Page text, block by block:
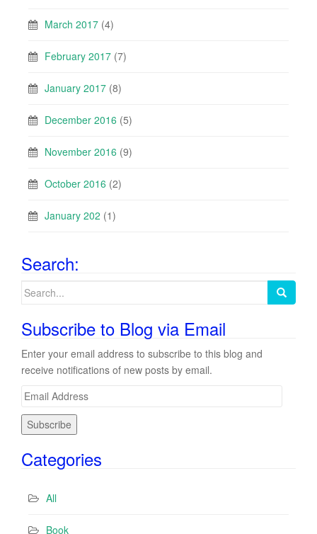
March 2017 (4)
February 2017 (7)
January 2017 (8)
December 2016 (5)
November 2016 (9)
October 2016 (2)
January 202 (1)
Search:
Search
Subscribe to Blog via Email
Enter your email address to subscribe to this blog and
receive notifications of new posts by email.
E
lCategories
All
Book